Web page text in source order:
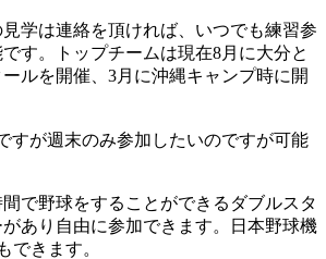
学は連絡を頂ければ、いつでも練習参
す。トップチームは現在8月に大分と
ルを開催、3月に沖縄キャンプ時に開
すが週末のみ参加したいのですが可能
で野球をすることができるダブルスタ
あり自由に参加できます。日本野球機
できます。